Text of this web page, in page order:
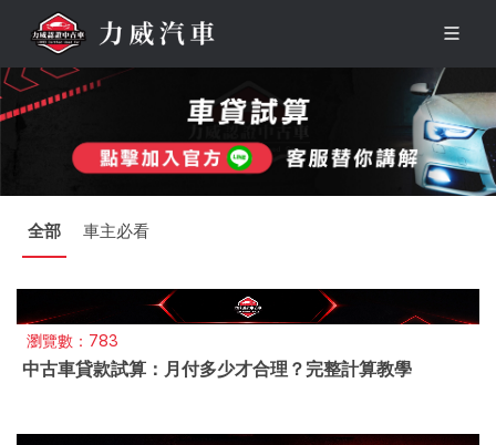
全部 車主必看
瀏覽數：783
中古車貸款試算：月付多少才合理？完整計算教學